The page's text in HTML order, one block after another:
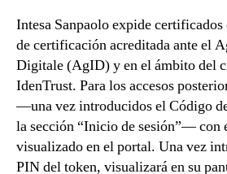
Intesa Sanpaolo expide
de certificación acreditada ante el
Digitale (AgID) y en el ámbito del
IdenTrust. Para los accesos
—una vez introducidos el Código
la sección “Inicio de sesión”— con
visualizado en el portal. Una vez
PIN del token, visualizará en su